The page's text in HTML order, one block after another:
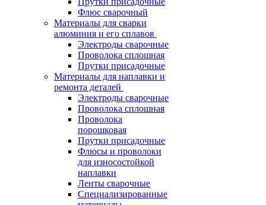
Флюс сварочный
Материалы для сварки
алюминия и его сплавов
Электроды сварочные
Проволока сплошная
Прутки присадочные
Материалы для наплавки и
ремонта деталей
Электроды сварочные
Проволока сплошная
Проволока
порошковая
Прутки присадочные
Флюсы и проволоки
для износостойкой
наплавки
Ленты сварочные
Специализированные